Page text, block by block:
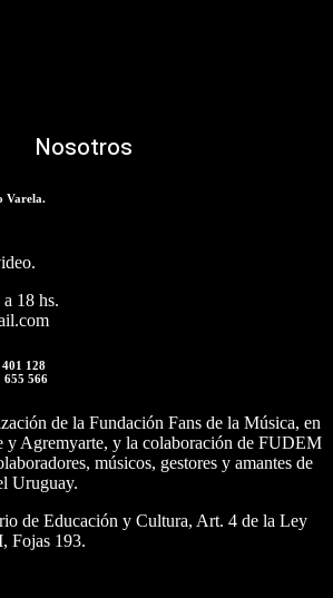
Nosotros
Varela.
18 hs.
128
655 566
de la Fundación Fans de la Música, en
y Agremyarte, y la colaboración de FUDEM
músicos, gestores y amantes de
Uruguay.
de Educación y Cultura, Art. 4 de la Ley
Fojas 193.